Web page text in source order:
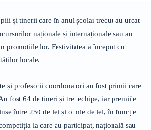
și tinerii care în anul școlar trecut au urcat
naționale și internaționale sau au
promoțiile lor. Festivitatea a început cu
locale.
și profesorii coordonatori au fost primii care
fost 64 de tineri și trei echipe, iar premiile
între 250 de lei și o mie de lei, în funcție
la care au participat, națională sau